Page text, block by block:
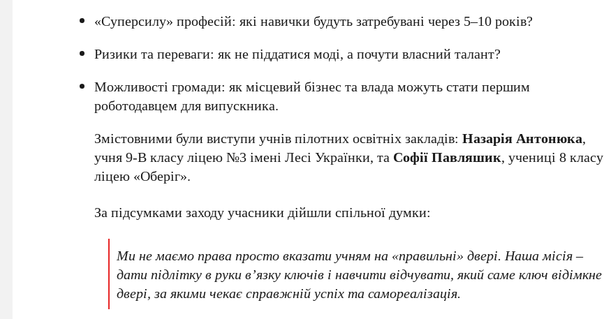
«Суперсилу» професій: які навички будуть затребувані через 5–10 років?
Ризики та переваги: як не піддатися моді, а почути власний талант?
Можливості громади: як місцевий бізнес та влада можуть стати першим
роботодавцем для випускника.
Змістовними були виступи учнів пілотних освітніх закладів:Назарія Антонюка,
учня 9-В класу ліцею №3 імені Лесі Українки, та Софії Павляшик, учениці 8 класу
ліцею «Оберіг».
За підсумками заходу учасники дійшли спільної думки:
Ми не маємо права просто вказати учням на «правильні» двері. Наша місія –
дати підлітку в руки в’язку ключів і навчити відчувати, який саме ключ відімкне
двері, за якими чекає справжній успіх та самореалізація.